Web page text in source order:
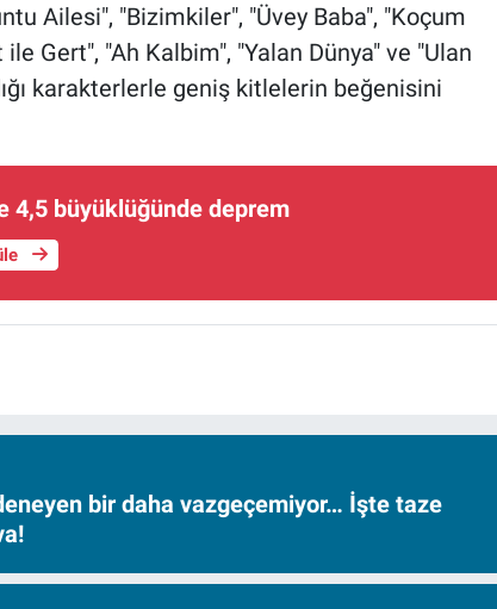
Ailesi", "Bizimkiler", "Üvey Baba", "Koçum
Gert", "Ah Kalbim", "Yalan Dünya" ve "Ulan
karakterlerle geniş kitlelerin beğenisini
4,5 büyüklüğünde deprem
bir daha vazgeçemiyor… İşte taze